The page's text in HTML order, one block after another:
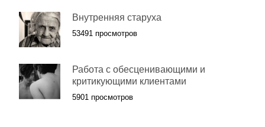
Внутренняя старуха
53491 просмотров
Работа с обесценивающими и
критикующими клиентами
5901 просмотров